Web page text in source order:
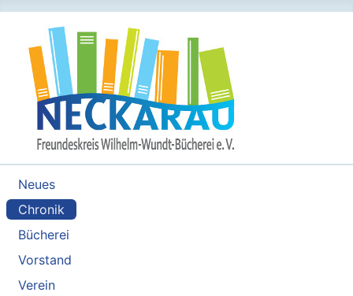
Neues
Chronik
Bücherei
Vorstand
Verein